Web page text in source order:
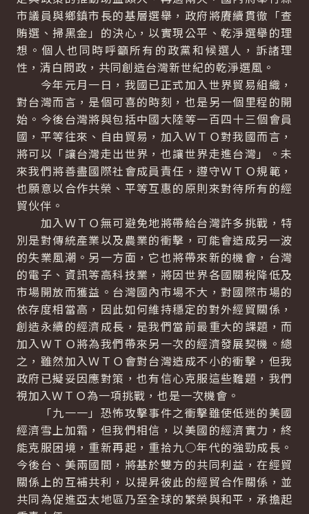
市議員與鄉鎮市長的基層選舉，政府將賡續貫徹「查
賄選、掃黑金」的決心，以實現公平、乾淨選舉的理
想。個人也同時呼籲所有的政黨和候選人，訴諸理
性，清白問政，共同創造台灣新世紀的乾淨選風。
今年元月一日，我國已正式加入世界貿易組織，
對台灣而言，是個可喜的時刻，也是另一個里程的開
始。今後台灣將與包括中國大陸等一百四十三個會員
國，平等往來、自由貿易，加入ＷＴＯ對我國而言，
將可以「讓台灣走出世界，也讓世界走進台灣」。未
來我們將善盡國際社會成員責任，遵守ＷＴＯ規範，
也願意以合作共榮、平等互惠的原則來對待所有的經
貿伙伴。
加入ＷＴＯ無可避免地將帶給台灣許多挑戰，特
別是對傳統產業以及農業的衝擊，可能會造成另一波
的失業風潮。另一方面，它也將帶來新的機會，台灣
的電子、資訊等高科技業，將因世界各國關稅降低及
市場開放而獲益。台灣國內市場不大，對國際市場的
依存度相當高，因此如何維持穩定的對外經貿關係，
創造永續的經濟成長，是我們當前最重大的課題，而
加入ＷＴＯ將為我們帶來另一次的經濟發展契機。總
之，雖然加入ＷＴＯ會對台灣造成不小的衝擊，但我
政府已擬妥因應對策，也有信心克服這些難題，我們
視加入ＷＴＯ為一項挑戰，也是一次機會。
「九一一」恐怖攻擊事件之衝擊雖使低迷的美國
經濟雪上加霜，但我們相信，以美國的經濟實力，終
能克服困境，重新再起，重拾九○年代的強勁成長。
今後台、美兩國間，將基於雙方的共同利益，在經貿
關係上的互補共利，以提昇彼此的經貿合作關係，並
共同為促進亞太地區乃至全球的繁榮與和平，承擔起